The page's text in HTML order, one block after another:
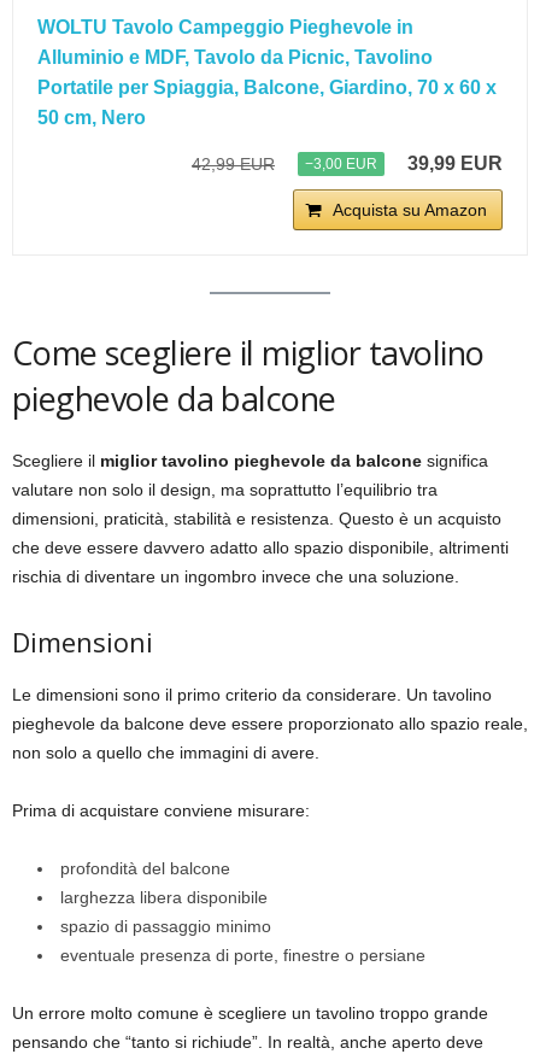
WOLTU Tavolo Campeggio Pieghevole in
Alluminio e MDF, Tavolo da Picnic, Tavolino
Portatile per Spiaggia, Balcone, Giardino, 70 x 60 x
50 cm, Nero
42,99 EUR −3,00 EUR 39,99 EUR
Acquista su Amazon
Come scegliere il miglior tavolino
pieghevole da balcone
Scegliere il miglior tavolino pieghevole da balcone significa
valutare non solo il design, ma soprattutto l’equilibrio tra
dimensioni, praticità, stabilità e resistenza. Questo è un acquisto
che deve essere davvero adatto allo spazio disponibile, altrimenti
rischia di diventare un ingombro invece che una soluzione.
Dimensioni
Le dimensioni sono il primo criterio da considerare. Un tavolino
pieghevole da balcone deve essere proporzionato allo spazio reale,
non solo a quello che immagini di avere.
Prima di acquistare conviene misurare:
profondità del balcone
larghezza libera disponibile
spazio di passaggio minimo
eventuale presenza di porte, finestre o persiane
Un errore molto comune è scegliere un tavolino troppo grande
pensando che “tanto si richiude”. In realtà, anche aperto deve